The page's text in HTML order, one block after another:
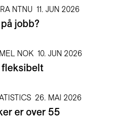
NTNU 11. JUN 2026
jobb?
NOK 10. JUN 2026
fleksibelt
26. MAI 2026
er over 55